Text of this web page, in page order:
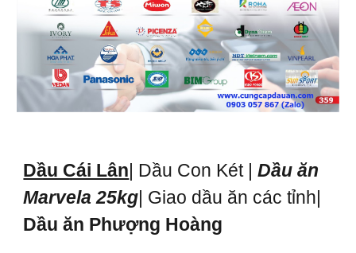
Dầu Cái Lân| Dầu Con Két |Dầu ăn
Marvela 25kg| Giao dầu ăn các tỉnh|
Dầu ăn Phượng Hoàng